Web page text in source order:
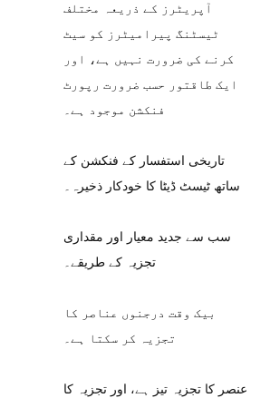
آپریٹرز کے ذریعہ مختلف
ٹیسٹنگ پیرامیٹرز کو سیٹ
کرنے کی ضرورت نہیں ہے، اور
ایک طاقتور حسب ضرورت رپورٹ
فنکشن موجود ہے۔
تاریخی استفسار کے فنکشن کے
ساتھ ٹیسٹ ڈیٹا کا خودکار ذخیرہ۔
سب سے جدید معیار اور مقداری
تجزیہ کے طریقے۔
بیک وقت درجنوں عناصر کا
تجزیہ کر سکتا ہے۔
عنصر کا تجزیہ تیز ہے، اور تجزیہ کا